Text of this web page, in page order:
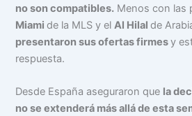
no son compatibles. Menos con las
Miami de la MLS y elAl Hilal de
presentaron sus ofertas firmesy
respuesta.
Desde España aseguraron que la
no se extenderá más allá de esta